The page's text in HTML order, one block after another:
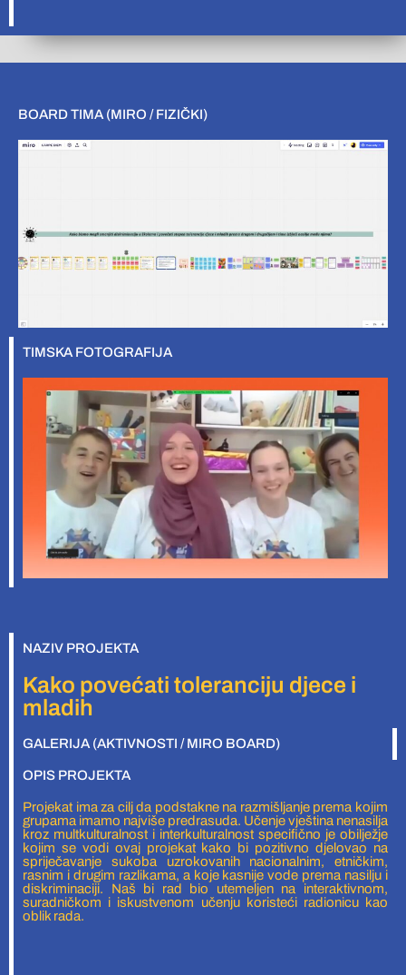
BOARD TIMA (MIRO / FIZIČKI)
TIMSKA FOTOGRAFIJA
NAZIV PROJEKTA
Kako povećati toleranciju djece i
mladih
GALERIJA (AKTIVNOSTI / MIRO BOARD)
OPIS PROJEKTA
Projekat ima za cilj da podstakne na razmišljanje prema kojim
grupama imamo najviše predrasuda. Učenje vještina nenasilja
kroz multkulturalnost i interkulturalnost specifično je obilježje
kojim se vodi ovaj projekat kako bi pozitivno djelovao na
spriječavanje sukoba uzrokovanih nacionalnim, etničkim,
rasnim i drugim razlikama, a koje kasnije vode prema nasilju i
diskriminaciji. Naš bi rad bio utemeljen na interaktivnom,
suradničkom i iskustvenom učenju koristeći radionicu kao
oblik rada.